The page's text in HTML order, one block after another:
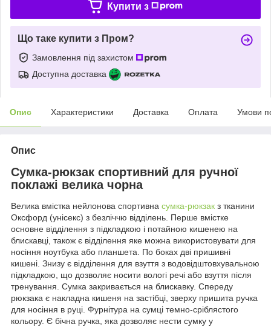
Купити з
Що таке купити з Пром?
Замовлення під захистом
Доступна доставка
Опис Характеристики Доставка Оплата Умови
Опис
Сумка-рюкзак спортивний для ручної
поклажі велика чорна
Велика вмістка нейлонова спортивна сумка-рюкзак з тканини
Оксфорд (унісекс) з безліччю відділень. Перше вмістке
основне відділення з підкладкою і потайною кишенею на
блискавці, також є відділення яке можна використовувати для
носіння ноутбука або планшета. По боках дві пришивні
кишені. Знизу є відділення для взуття з водовідштовхувальною
підкладкою, що дозволяє носити вологі речі або взуття після
тренування. Сумка закривається на блискавку. Спереду
рюкзака є накладна кишеня на застібці, зверху пришита ручка
для носіння в руці. Фурнітура на сумці темно-сріблястого
кольору. Є бічна ручка, яка дозволяє нести сумку у